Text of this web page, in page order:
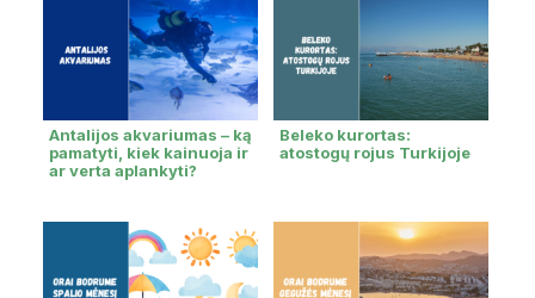
Antalijos akvariumas – ką
pamatyti, kiek kainuoja ir
ar verta aplankyti?
Beleko kurortas:
atostogų rojus Turkijoje